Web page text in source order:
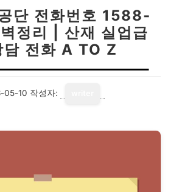
단 전화번호 1588-
정리 | 산재 실업급
담 전화 A TO Z
05-10 작성자: